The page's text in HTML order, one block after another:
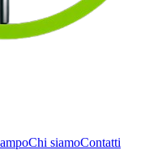
Chi siamoContatti